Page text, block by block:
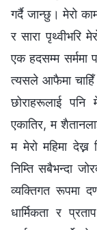
गर्दै जान्छु। मेरो
र सारा पृथ्वीभरि
एक हदसम्म सर्ममा
त्यसले आफैमा चाहिँ
छोराहरूलाई
एकातिर, म
म मेरो महिमा
निम्ति सबैभन्दा
व्यक्तिगत रूपमा
धार्मिकता र